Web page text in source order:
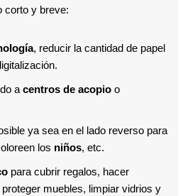
corto y breve:
, reducir la cantidad de papel
a centros de acopio o
ya sea en el lado reverso para
los niños, etc.
para cubrir regalos, hacer
muebles, limpiar vidrios y